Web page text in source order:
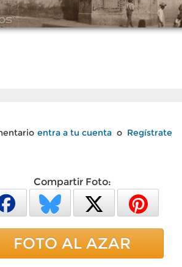
entra a tu cuenta o Regístrate
Compartir Foto:
FOTO AL AZAR